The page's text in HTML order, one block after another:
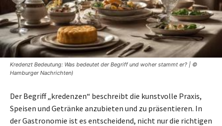
Kredenzt Bedeutung: Was bedeutet der Begriff und woher stammt er? | ©
Hamburger Nachrichten)
Der Begriff „kredenzen“ beschreibt die kunstvolle Praxis,
Speisen und Getränke anzubieten und zu präsentieren. In
der Gastronomie ist es entscheidend, nicht nur die richtigen